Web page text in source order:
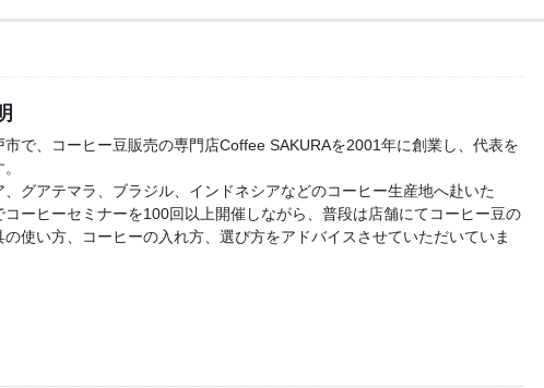
市で、コーヒー豆販売の専門店Coffee SAKURAを2001年に創業し、代表を
、グアテマラ、ブラジル、インドネシアなどのコーヒー生産地へ赴いた
コーヒーセミナーを100回以上開催しながら、普段は店舗にてコーヒー豆の
の使い方、コーヒーの入れ方、選び方をアドバイスさせていただいていま